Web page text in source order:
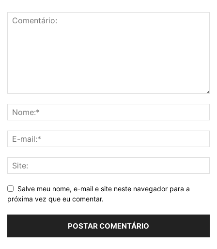
Salve meu nome, e-mail e site neste navegador para a
próxima vez que eu comentar.